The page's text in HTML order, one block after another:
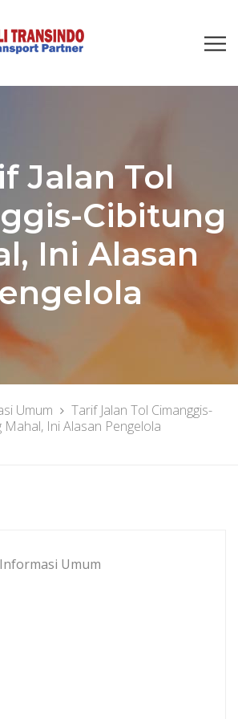
Jalan Tol
Cibitung
Ini Alasan
Umum
Tarif Jalan Tol Cimanggis-
Mahal, Ini Alasan Pengelola
Informasi Umum